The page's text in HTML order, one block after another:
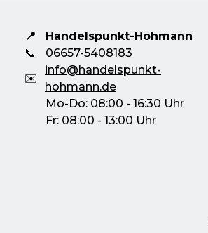
📍
Handelspunkt-Hohmann
📞
06657-5408183
✉️
info@handelspunkt-
hohmann.de
Mo-Do: 08:00 - 16:30 Uhr
Fr: 08:00 - 13:00 Uhr